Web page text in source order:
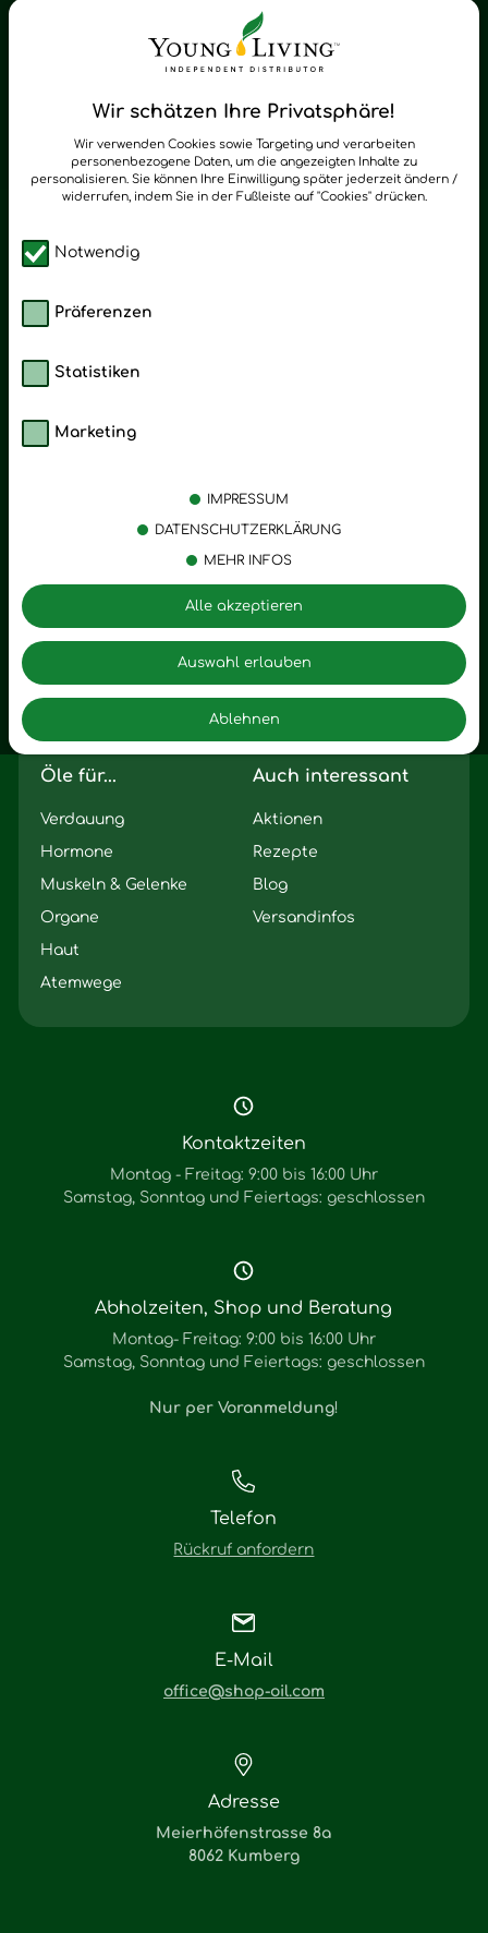
Wir schätzen Ihre Privatsphäre!
Wir verwenden Cookies sowie Targeting und verarbeiten
personenbezogene Daten, um die angezeigten Inhalte zu
personalisieren. Sie können Ihre Einwilligung später jederzeit ändern /
widerrufen, indem Sie in der Fußleiste auf "Cookies" drücken.
Notwendig
Präferenzen
Statistiken
Marketing
IMPRESSUM
DATENSCHUTZERKLÄRUNG
MEHR INFOS
Ablehnen
Auswahl erlauben
Alle akzeptieren
Young Living Shop-Oil Newsletter
zum Newsletter anmelden
Zuhause
Stress
Entspannung
Trauer
Romantik
Motivation
Seelischer Schlag
Öle für...
Verdauung
Hormone
Muskeln & Gelenke
Organe
Haut
Atemwege
Auch interessant
Aktionen
Rezepte
Blog
Versandinfos
Kontaktzeiten
Montag - Freitag: 9:00 bis 16:00 Uhr
Samstag, Sonntag und Feiertags: geschlossen
Abholzeiten, Shop und Beratung
Montag- Freitag: 9:00 bis 16:00 Uhr
Samstag, Sonntag und Feiertags: geschlossen
Nur per Voranmeldung!
Telefon
Rückruf anfordern
E-Mail
office@shop-oil.com
Adresse
Meierhöfenstrasse 8a
8062 Kumberg